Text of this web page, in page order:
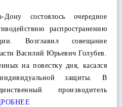
состоялось очередное
распространению
Возглавил совещание
Василий Юрьевич Голубев.
на повестку дня, касался
защиты. В
производитель